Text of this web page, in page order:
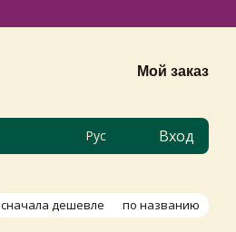
Мой заказ
Рус Вход
сначала дешевле по названию